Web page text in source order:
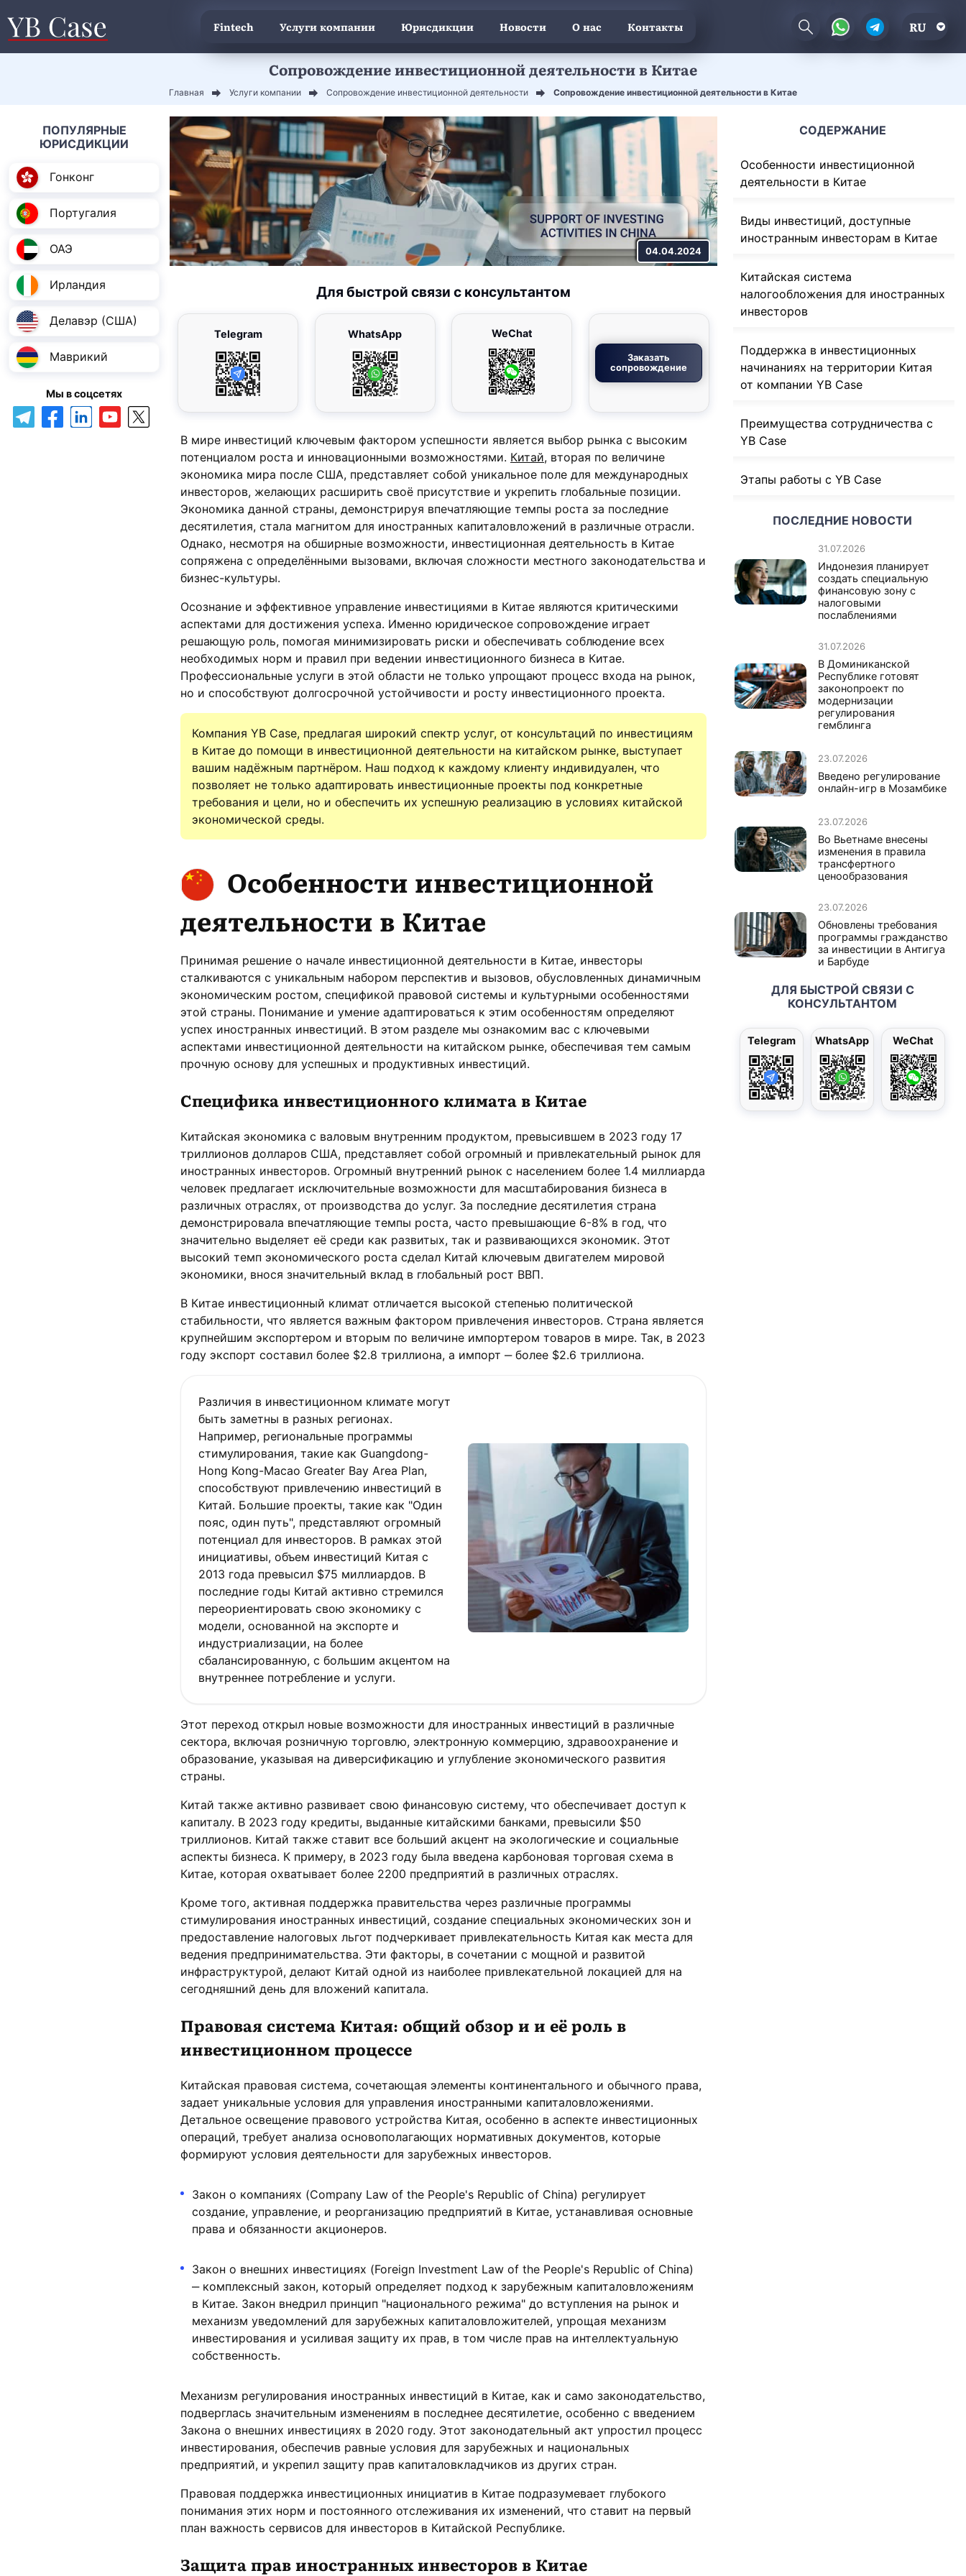
Fintech Услуги компании Юрисдикции Новости О нас Контакты RU
Сопровождение инвестиционной деятельности в Китае
Главная Услуги компании Сопровождение инвестиционной деятельности Сопровождение инвестиционной деятельности в Китае
ПОПУЛЯРНЫЕ
ЮРИСДИКЦИИ
Гонконг
Португалия
ОАЭ
Ирландия
Делавэр (США)
Маврикий
Мы в соцсетях
04.04.2024
Для быстрой связи с консультантом
Telegram WhatsApp WeChat
Заказать
сопровождение
В мире инвестиций ключевым фактором успешности является выбор рынка с высоким
потенциалом роста и инновационными возможностями. Китай, вторая по величине
экономика мира после США, представляет собой уникальное поле для международных
инвесторов, желающих расширить своё присутствие и укрепить глобальные позиции.
Экономика данной страны, демонстрируя впечатляющие темпы роста за последние
десятилетия, стала магнитом для иностранных капиталовложений в различные отрасли.
Однако, несмотря на обширные возможности, инвестиционная деятельность в Китае
сопряжена с определёнными вызовами, включая сложности местного законодательства и
бизнес-культуры.
Осознание и эффективное управление инвестициями в Китае являются критическими
аспектами для достижения успеха. Именно юридическое сопровождение играет
решающую роль, помогая минимизировать риски и обеспечивать соблюдение всех
необходимых норм и правил при ведении инвестиционного бизнеса в Китае.
Профессиональные услуги в этой области не только упрощают процесс входа на рынок,
но и способствуют долгосрочной устойчивости и росту инвестиционного проекта.
Компания YB Case, предлагая широкий спектр услуг, от консультаций по инвестициям
в Китае до помощи в инвестиционной деятельности на китайском рынке, выступает
вашим надёжным партнёром. Наш подход к каждому клиенту индивидуален, что
позволяет не только адаптировать инвестиционные проекты под конкретные
требования и цели, но и обеспечить их успешную реализацию в условиях китайской
экономической среды.
Особенности инвестиционной
деятельности в Китае
Принимая решение о начале инвестиционной деятельности в Китае, инвесторы
сталкиваются с уникальным набором перспектив и вызовов, обусловленных динамичным
экономическим ростом, спецификой правовой системы и культурными особенностями
этой страны. Понимание и умение адаптироваться к этим особенностям определяют
успех иностранных инвестиций. В этом разделе мы ознакомим вас с ключевыми
аспектами инвестиционной деятельности на китайском рынке, обеспечивая тем самым
прочную основу для успешных и продуктивных инвестиций.
Специфика инвестиционного климата в Китае
Китайская экономика с валовым внутренним продуктом, превысившем в 2023 году 17
триллионов долларов США, представляет собой огромный и привлекательный рынок для
иностранных инвесторов. Огромный внутренний рынок с населением более 1.4 миллиарда
человек предлагает исключительные возможности для масштабирования бизнеса в
различных отраслях, от производства до услуг. За последние десятилетия страна
демонстрировала впечатляющие темпы роста, часто превышающие 6-8% в год, что
значительно выделяет её среди как развитых, так и развивающихся экономик. Этот
высокий темп экономического роста сделал Китай ключевым двигателем мировой
экономики, внося значительный вклад в глобальный рост ВВП.
В Китае инвестиционный климат отличается высокой степенью политической
стабильности, что является важным фактором привлечения инвесторов. Страна является
крупнейшим экспортером и вторым по величине импортером товаров в мире. Так, в 2023
году экспорт составил более $2.8 триллиона, а импорт ‒ более $2.6 триллиона.
Различия в инвестиционном климате могут
быть заметны в разных регионах.
Например, региональные программы
стимулирования, такие как Guangdong-
Hong Kong-Macao Greater Bay Area Plan,
способствуют привлечению инвестиций в
Китай. Большие проекты, такие как "Один
пояс, один путь", представляют огромный
потенциал для инвесторов. В рамках этой
инициативы, объем инвестиций Китая с
2013 года превысил $75 миллиардов. В
последние годы Китай активно стремился
переориентировать свою экономику с
модели, основанной на экспорте и
индустриализации, на более
сбалансированную, с большим акцентом на
внутреннее потребление и услуги.
Этот переход открыл новые возможности для иностранных инвестиций в различные
сектора, включая розничную торговлю, электронную коммерцию, здравоохранение и
образование, указывая на диверсификацию и углубление экономического развития
страны.
Китай также активно развивает свою финансовую систему, что обеспечивает доступ к
капиталу. В 2023 году кредиты, выданные китайскими банками, превысили $50
триллионов. Китай также ставит все больший акцент на экологические и социальные
аспекты бизнеса. К примеру, в 2023 году была введена карбоновая торговая схема в
Китае, которая охватывает более 2200 предприятий в различных отраслях.
Кроме того, активная поддержка правительства через различные программы
стимулирования иностранных инвестиций, создание специальных экономических зон и
предоставление налоговых льгот подчеркивает привлекательность Китая как места для
ведения предпринимательства. Эти факторы, в сочетании с мощной и развитой
инфраструктурой, делают Китай одной из наиболее привлекательной локацией для на
сегодняшний день для вложений капитала.
Правовая система Китая: общий обзор и и её роль в
инвестиционном процессе
Китайская правовая система, сочетающая элементы континентального и обычного права,
задает уникальные условия для управления иностранными капиталовложениями.
Детальное освещение правового устройства Китая, особенно в аспекте инвестиционных
операций, требует анализа основополагающих нормативных документов, которые
формируют условия деятельности для зарубежных инвесторов.
Закон о компаниях (Company Law of the People's Republic of China) регулирует
создание, управление, и реорганизацию предприятий в Китае, устанавливая основные
права и обязанности акционеров.
Закон о внешних инвестициях (Foreign Investment Law of the People's Republic of China)
‒ комплексный закон, который определяет подход к зарубежным капиталовложениям
в Китае. Закон внедрил принцип "национального режима" до вступления на рынок и
механизм уведомлений для зарубежных капиталовложителей, упрощая механизм
инвестирования и усиливая защиту их прав, в том числе прав на интеллектуальную
собственность.
Механизм регулирования иностранных инвестиций в Китае, как и само законодательство,
подверглась значительным изменениям в последнее десятилетие, особенно с введением
Закона о внешних инвестициях в 2020 году. Этот законодательный акт упростил процесс
инвестирования, обеспечив равные условия для зарубежных и национальных
предприятий, и укрепил защиту прав капиталовкладчиков из других стран.
Правовая поддержка инвестиционных инициатив в Китае подразумевает глубокого
понимания этих норм и постоянного отслеживания их изменений, что ставит на первый
план важность сервисов для инвесторов в Китайской Республике.
Защита прав иностранных инвесторов в Китае
СОДЕРЖАНИЕ
Особенности инвестиционной
деятельности в Китае
Виды инвестиций, доступные
иностранным инвесторам в Китае
Китайская система
налогообложения для иностранных
инвесторов
Поддержка в инвестиционных
начинаниях на территории Китая
от компании YB Case
Преимущества сотрудничества с
YB Case
Этапы работы с YB Case
ПОСЛЕДНИЕ НОВОСТИ
31.07.2026
Индонезия планирует
создать специальную
финансовую зону с
налоговыми
послаблениями
31.07.2026
В Доминиканской
Республике готовят
законопроект по
модернизации
регулирования
гемблинга
23.07.2026
Введено регулирование
онлайн-игр в Мозамбике
23.07.2026
Во Вьетнаме внесены
изменения в правила
трансфертного
ценообразования
23.07.2026
Обновлены требования
программы гражданство
за инвестиции в Антигуа
и Барбуде
ДЛЯ БЫСТРОЙ СВЯЗИ С
КОНСУЛЬТАНТОМ
Telegram WhatsApp WeChat